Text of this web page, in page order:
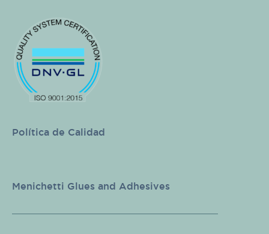
Política de Calidad
Menichetti Glues and Adhesives